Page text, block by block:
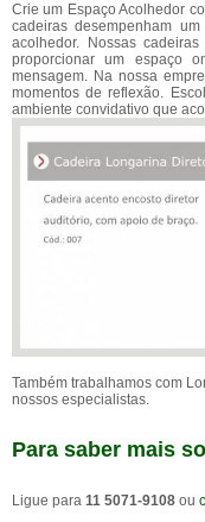
Crie um Espaço Acolhedor
cadeiras desempenham
acolhedor. Nossas
proporcionar um espaço
mensagem. Na nossa
momentos de reflexão.
ambiente convidativo que
Também trabalhamos com
nossos especialistas.
Para saber mais
Ligue para 11 5071-9108 ou